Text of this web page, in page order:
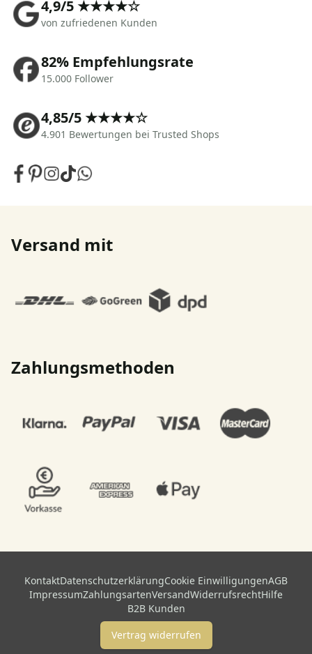
4,9/5 ★★★★☆
von zufriedenen Kunden
82% Empfehlungsrate
15.000 Follower
4,85/5 ★★★★☆
4.901 Bewertungen bei Trusted Shops
Versand mit
Zahlungsmethoden
KontaktDatenschutzerklärungCookie EinwilligungenAGB
ImpressumZahlungsartenVersandWiderrufsrechtHilfe
B2B Kunden
Vertrag widerrufen